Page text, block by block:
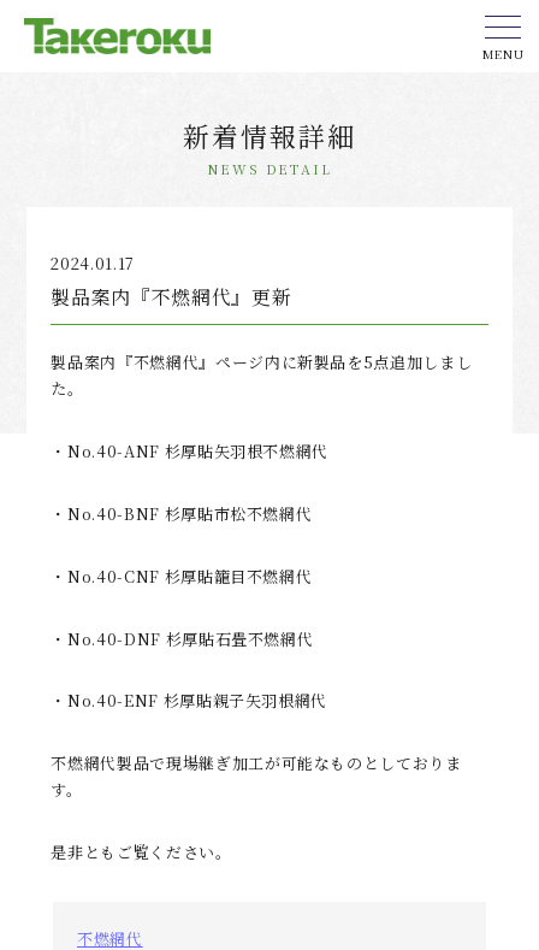
MENU
新着情報詳細
NEWS DETAIL
2024.01.17
製品案内『不燃網代』更新
製品案内『不燃網代』ページ内に新製品を5点追加しまし
た。
・No.40-ANF 杉厚貼矢羽根不燃網代
・No.40-BNF 杉厚貼市松不燃網代
・No.40-CNF 杉厚貼籠目不燃網代
・No.40-DNF 杉厚貼石畳不燃網代
・No.40-ENF 杉厚貼親子矢羽根網代
不燃網代製品で現場継ぎ加工が可能なものとしておりま
す。
是非ともご覧ください。
不燃網代